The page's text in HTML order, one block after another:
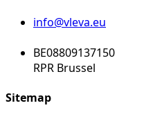
info@vleva.eu
BE08809137150
RPR Brussel
Sitemap